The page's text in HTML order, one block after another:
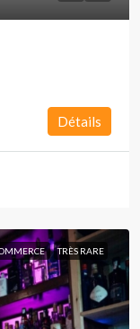
Détails
TRÈS RARE